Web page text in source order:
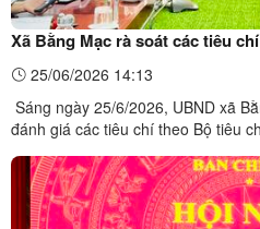
Xã Bằng Mạc rà soát các tiêu
2026 - 2030
25/06/2026 14:13
Sáng ngày 25/6/2026, UBND xã
đánh giá các tiêu chí theo Bộ tiêu
Thường vụ Đảng ủy, Phó Chủ tịch
họp.Toàn cảnh cuộc họp rà soát,